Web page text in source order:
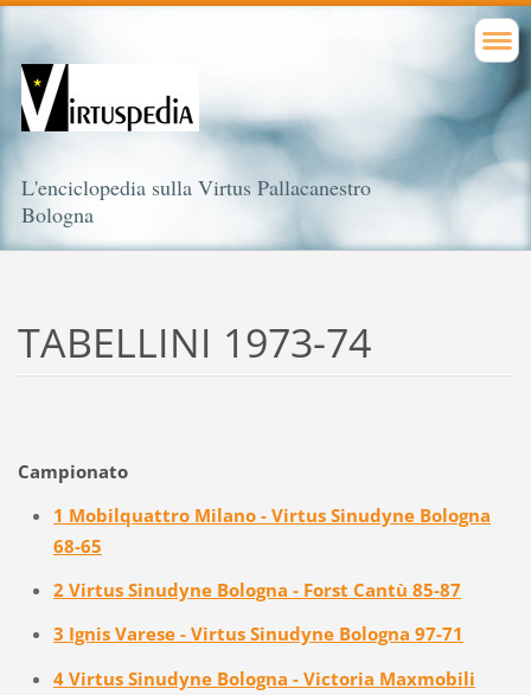
L'enciclopedia sulla Virtus Pallacanestro
Bologna
TABELLINI 1973-74
Campionato
1 Mobilquattro Milano - Virtus Sinudyne Bologna
68-65
2 Virtus Sinudyne Bologna - Forst Cantù 85-87
3 Ignis Varese - Virtus Sinudyne Bologna 97-71
4 Virtus Sinudyne Bologna - Victoria Maxmobili